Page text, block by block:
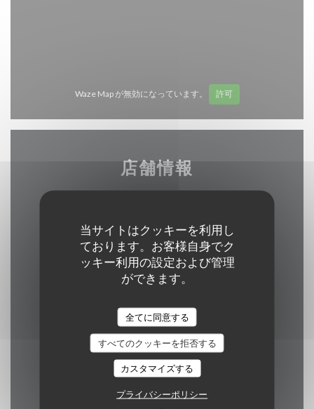
当サイトはクッキーを利用し
ております。お客様自身でク
ッキー利用の設定および管理
ができます。
全てに同意する
すべてのクッキーを拒否する
カスタマイズする
プライバシーポリシー
Waze Map が無効になっています。 許可
店舗情報
料理
サラダ, バーベキュー, 魚, グリル, 伝統的なフラ
ンス語
サービス
結婚式, バンケット, 貸し切り, 駐車場, テラス
ご利用可能なお支払い方法
タッチ決済 クレジットカード, ユーロカード /マ